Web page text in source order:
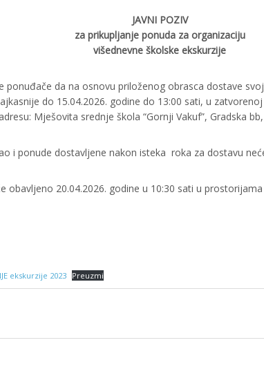
JAVNI POZIV
za prikupljanje ponuda za organizaciju
višednevne školske ekskurzije
ponuđače da na osnovu priloženog obrasca dostave
do 15.04.2026. godine do 13:00 sati, u
Mješovita srednje škola “Gornji Vakuf”, Gradska
i ponude dostavljene nakon isteka roka za dostavu
obavljeno 20.04.2026. godine u 10:30 sati u prostorijama
ekskurzije 2023 Preuzmi